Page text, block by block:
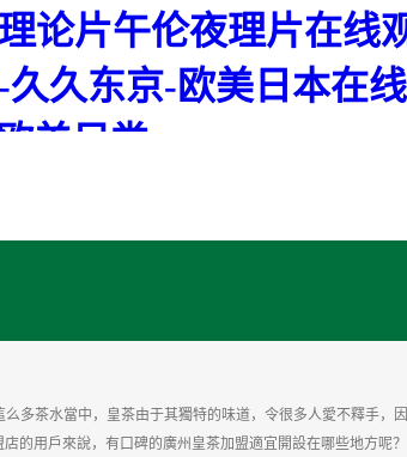
论片午伦夜理片在线
久东京-欧美日本在
美另类xxxxx
多茶水當中，皇茶由于其獨特的味道，令很多人愛不釋手，
的用戶來說，有口碑的廣州皇茶加盟適宜開設在哪些地方呢？